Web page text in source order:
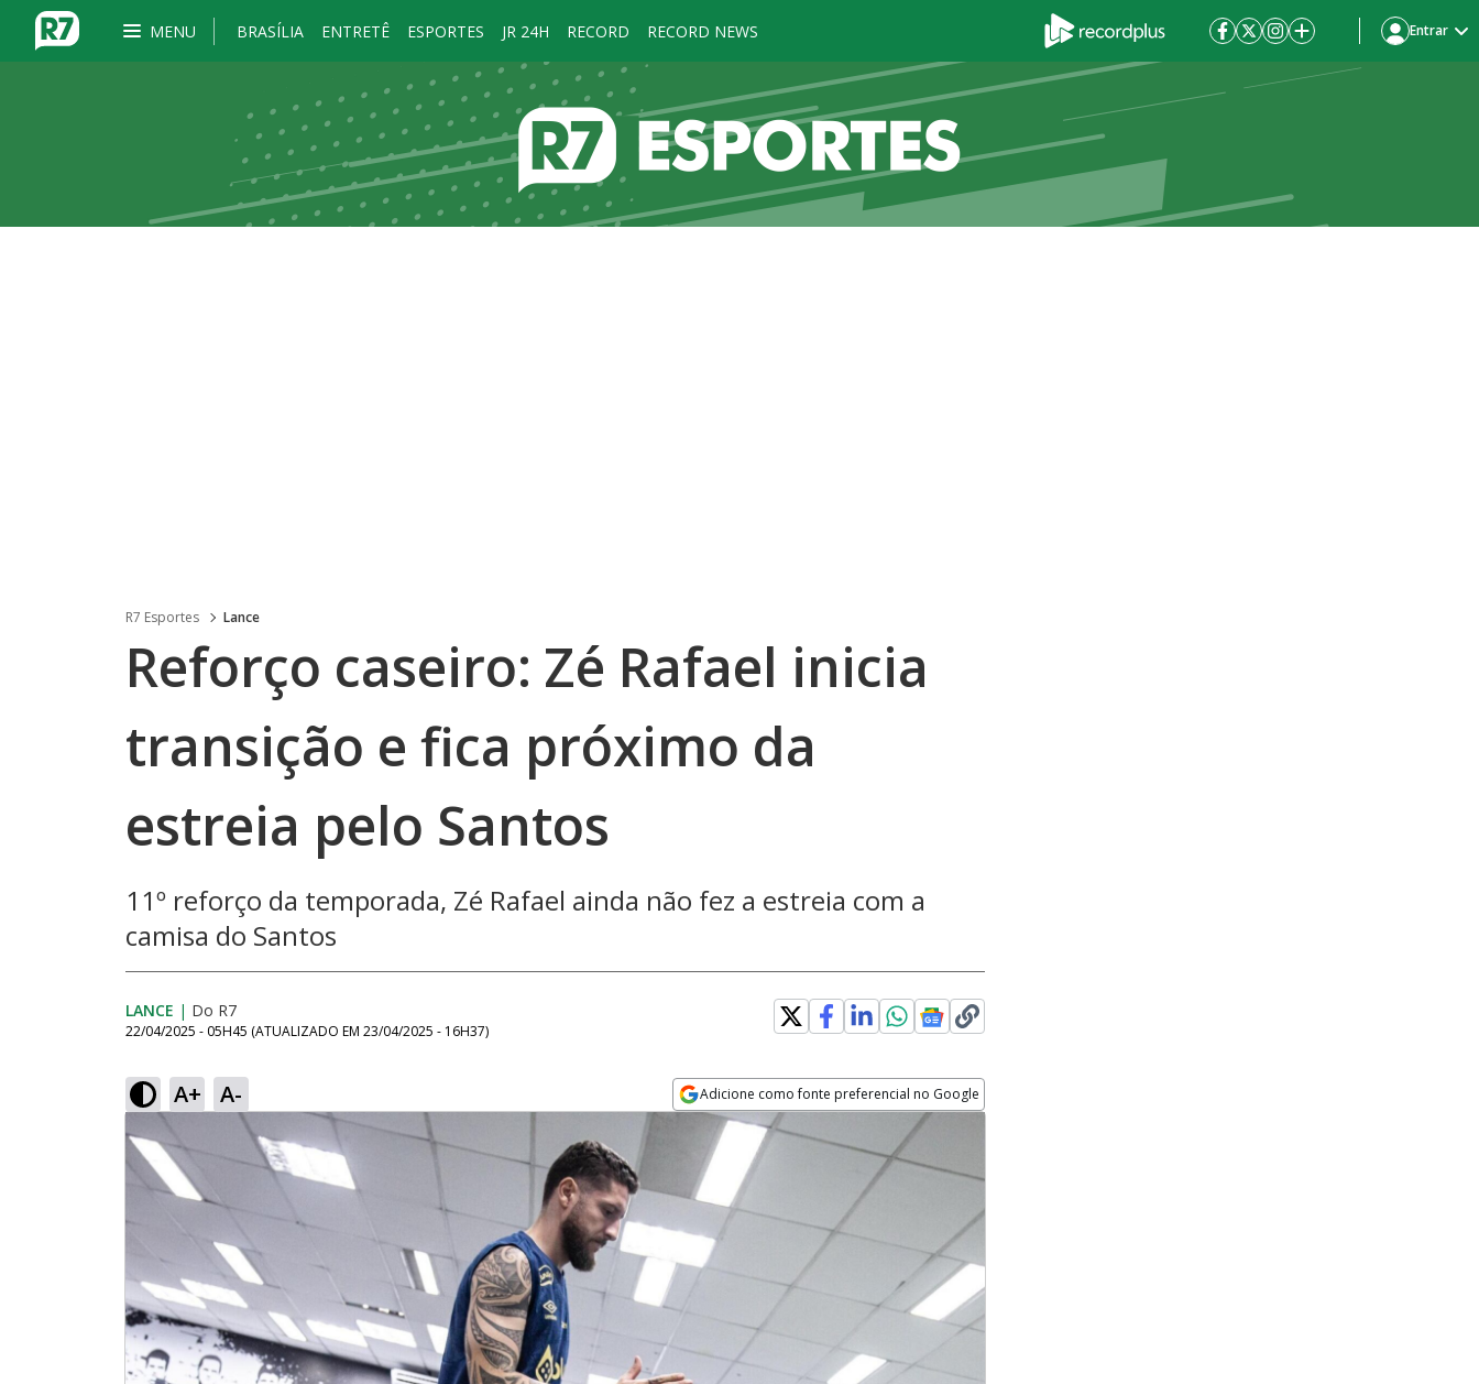
MENU BRASÍLIA ENTRETÊ ESPORTES JR 24H RECORD RECORD NEWS Entrar
R7 Esportes Lance
Reforço caseiro: Zé Rafael inicia
transição e fica próximo da
estreia pelo Santos
11º reforço da temporada, Zé Rafael ainda não fez a estreia com a
camisa do Santos
LANCE | Do R7
22/04/2025 - 05H45 (ATUALIZADO EM 23/04/2025 - 16H37)
A+ A- Adicione como fonte preferencial no Google
Opens in new window